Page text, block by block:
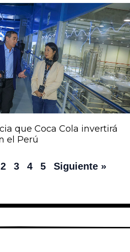
que Coca Cola invertirá
el Perú
2 3 4 5 Siguiente »